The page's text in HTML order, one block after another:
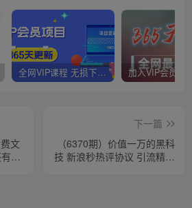
全网VIP课程 无损下载~
文
一
下一篇
（6370期）价值一万的黑科
技 新浪秒热评协议 引流精准